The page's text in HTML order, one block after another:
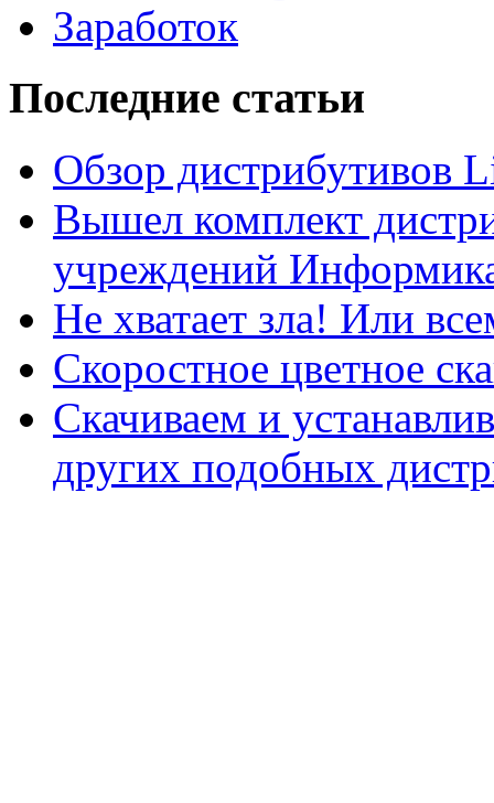
Заработок
Последние статьи
Обзор дистрибутивов
Вышел комплект
учреждений
Не хватает зла! Или
Скоростное цветное
Скачиваем и
других подобных